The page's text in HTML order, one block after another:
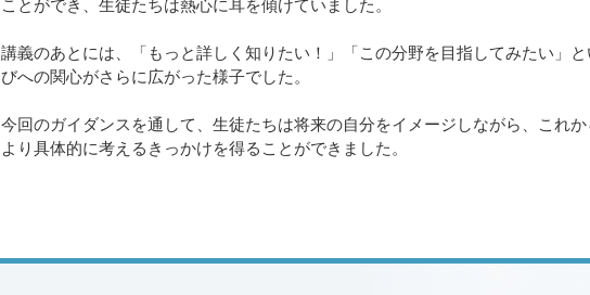
ことができ、生徒たちは熱心に耳を傾けていました。
講義のあとには、「もっと詳しく知りたい！」「この分野を目指してみたい」
びへの関心がさらに広がった様子でした。
今回のガイダンスを通して、生徒たちは将来の自分をイメージしながら、これ
より具体的に考えるきっかけを得ることができました。